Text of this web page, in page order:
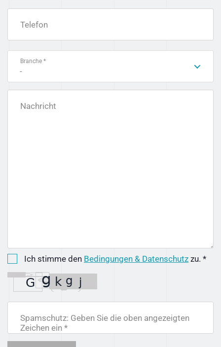
Telefon
Branche *
-
Nachricht
Ich stimme den Bedingungen & Datenschutz zu. *
Spamschutz: Geben Sie die oben angezeigten
Zeichen ein *